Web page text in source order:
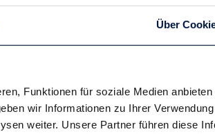
Über
Funktionen für soziale Medien
wir Informationen zu Ihrer
weiter. Unsere Partner führen diese
Team SWISS-Direktflug